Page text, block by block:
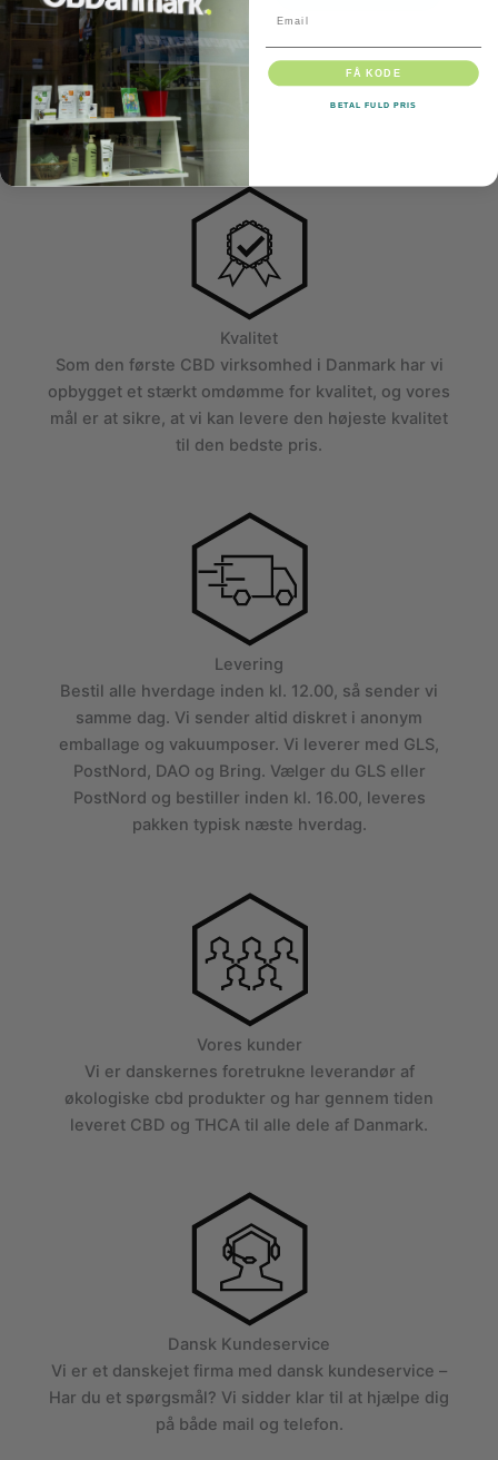
Kvalitet
Som den første CBD virksomhed i Danmark har vi
opbygget et stærkt omdømme for kvalitet, og vores
mål er at sikre, at vi kan levere den højeste kvalitet
til den bedste pris.
Levering
Bestil alle hverdage inden kl. 12.00, så sender vi
samme dag. Vi sender altid diskret i anonym
emballage og vakuumposer. Vi leverer med GLS,
PostNord, DAO og Bring. Vælger du GLS eller
PostNord og bestiller inden kl. 16.00, leveres
pakken typisk næste hverdag.
Vores kunder
Vi er danskernes foretrukne leverandør af
økologiske cbd produkter og har gennem tiden
leveret CBD og THCA til alle dele af Danmark.
Dansk Kundeservice
Vi er et danskejet firma med dansk kundeservice –
Har du et spørgsmål? Vi sidder klar til at hjælpe dig
på både mail og telefon.
FÅ KODE
BETAL FULD PRIS